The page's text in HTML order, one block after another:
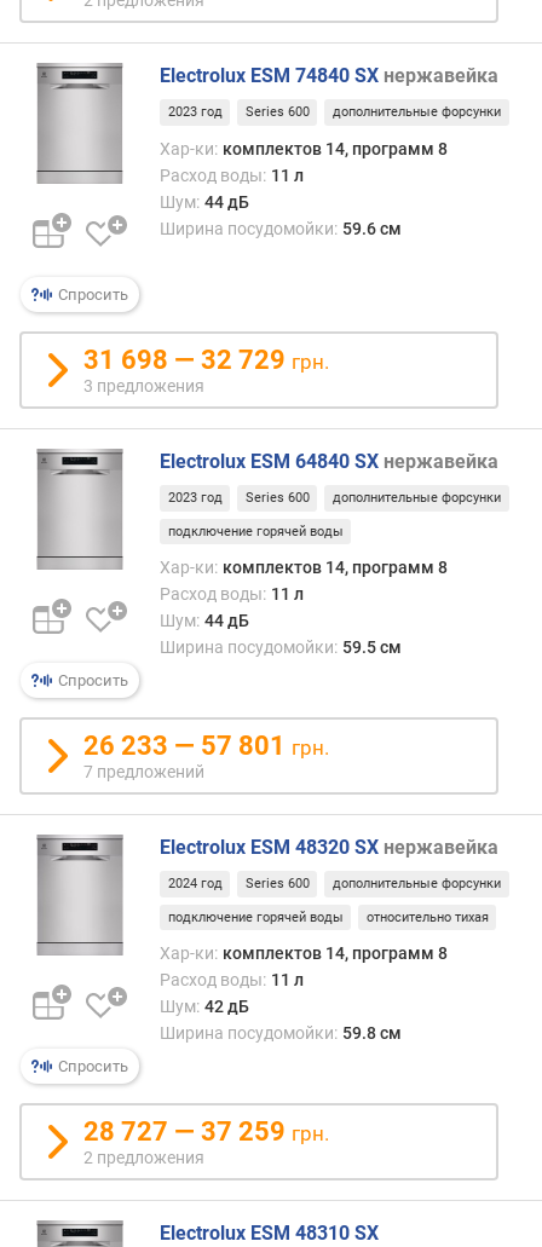
л
э
е
р
о
п
о
т
р
е
б
и
к
а
ш
у
м
н
о
и
Спросить
Electrolux ESM 74840 SX нержавейка
2023 год Series 600 дополнительные форсунки
Хар-ки: комплектов 14, программ 8
Расход воды: 11 л
Шум: 44 дБ
Ширина посудомойки: 59.6 см
31 698 — 32 729 грн.
3 предложения
Спросить
Electrolux ESM 64840 SX нержавейка
2023 год Series 600 дополнительные форсунки
подключение горячей воды
Хар-ки: комплектов 14, программ 8
Расход воды: 11 л
Шум: 44 дБ
Ширина посудомойки: 59.5 см
26 233 — 57 801 грн.
7 предложений
Спросить
Electrolux ESM 48320 SX нержавейка
2024 год Series 600 дополнительные форсунки
подключение горячей воды относительно тихая
Хар-ки: комплектов 14, программ 8
Расход воды: 11 л
Шум: 42 дБ
Ширина посудомойки: 59.8 см
28 727 — 37 259 грн.
2 предложения
Electrolux ESM 48310 SX